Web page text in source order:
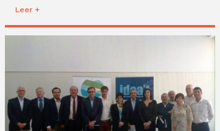
Leer +